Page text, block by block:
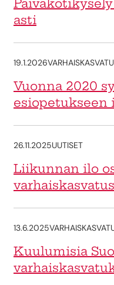
Päiväkotikysely
asti
19.1.2026
Vuonna 2020
26.11.2025UUTISET
Liikunnan ilo
13.6.2025
Kuulumisia